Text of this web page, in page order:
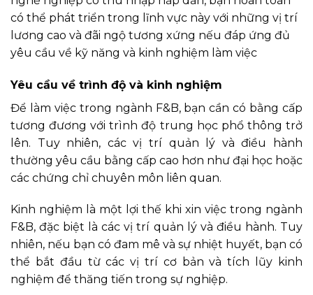
có thể phát triển trong lĩnh vực này với những vị trí
lương cao và đãi ngộ tương xứng nếu đáp ứng đủ
yêu cầu về kỹ năng và kinh nghiệm làm việc
Yêu cầu về trình độ và kinh nghiệm
Để làm việc trong ngành F&B, bạn cần có bằng cấp
tương đương với trình độ trung học phổ thông trở
lên. Tuy nhiên, các vị trí quản lý và điều hành
thường yêu cầu bằng cấp cao hơn như đại học hoặc
các chứng chỉ chuyên môn liên quan.
Kinh nghiệm là một lợi thế khi xin việc trong ngành
F&B, đặc biệt là các vị trí quản lý và điều hành. Tuy
nhiên, nếu bạn có đam mê và sự nhiệt huyết, bạn có
thể bắt đầu từ các vị trí cơ bản và tích lũy kinh
nghiệm để thăng tiến trong sự nghiệp.